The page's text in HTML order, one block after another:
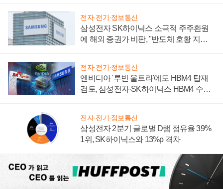
전자·전기·정보통신
삼성전자 SK하이닉스 소극적 주주환원
에 해외 증권가 비판, "반도체 호황 지속
전자·전기·정보통신
엔비디아 '루빈 울트라'에도 HBM4 탑재
검토, 삼성전자·SK하이닉스 HBM4 수율
전자·전기·정보통신
삼성전자 2분기 글로벌 D램 점유율 39%
1위, SK하이닉스와 13%p 격차